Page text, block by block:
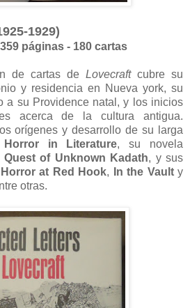
1929)
páginas - 180 cartas
de cartas de Lovecraftcubre su
y residencia en Nueva york, su
a su Providence natal, y los inicios
acerca de la cultura antigua.
orígenes y desarrollo de su larga
Horror in Literature, su novela
Quest of Unknown Kadath, y sus
at Red Hook, In the Vaulty
otras.